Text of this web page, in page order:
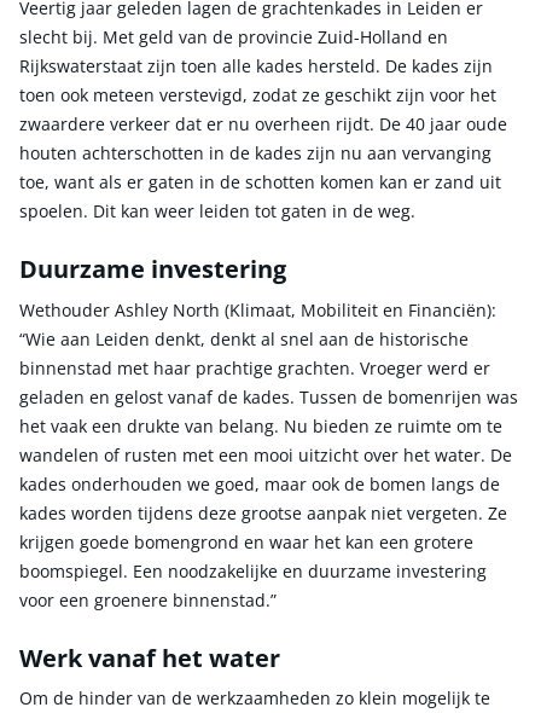
Veertig jaar geleden lagen de grachtenkades in Leiden er
slecht bij. Met geld van de provincie Zuid-Holland en
Rijkswaterstaat zijn toen alle kades hersteld. De kades zijn
toen ook meteen verstevigd, zodat ze geschikt zijn voor het
zwaardere verkeer dat er nu overheen rijdt. De 40 jaar oude
houten achterschotten in de kades zijn nu aan vervanging
toe, want als er gaten in de schotten komen kan er zand uit
spoelen. Dit kan weer leiden tot gaten in de weg.
Duurzame investering
Wethouder Ashley North (Klimaat, Mobiliteit en Financiën):
“Wie aan Leiden denkt, denkt al snel aan de historische
binnenstad met haar prachtige grachten. Vroeger werd er
geladen en gelost vanaf de kades. Tussen de bomenrijen was
het vaak een drukte van belang. Nu bieden ze ruimte om te
wandelen of rusten met een mooi uitzicht over het water. De
kades onderhouden we goed, maar ook de bomen langs de
kades worden tijdens deze grootse aanpak niet vergeten. Ze
krijgen goede bomengrond en waar het kan een grotere
boomspiegel. Een noodzakelijke en duurzame investering
voor een groenere binnenstad.”
Werk vanaf het water
Om de hinder van de werkzaamheden zo klein mogelijk te